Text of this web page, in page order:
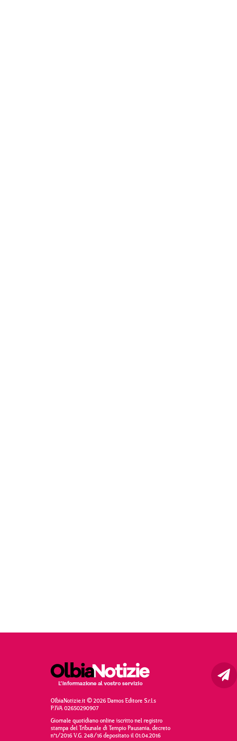
OlbiaNotizie.it © 2026 Damos Editore S.r.l.s
P.IVA 02650290907
Giornale quotidiano online iscritto nel registro
stampa del Tribunale di Tempio Pausania, decreto
n°1/2016 V.G. 248/16 depositato il 01.04.2016